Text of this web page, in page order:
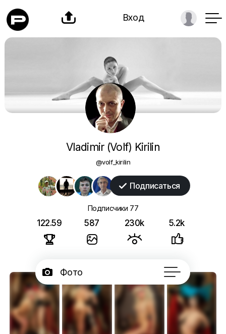
 Вход
Vladimir (Volf) Kirilin
@volf_kirilin
 Подписаться
Подписчики 77
122.59

587

230k

5.2k

 Фото
 Портфолио 50
 Серии